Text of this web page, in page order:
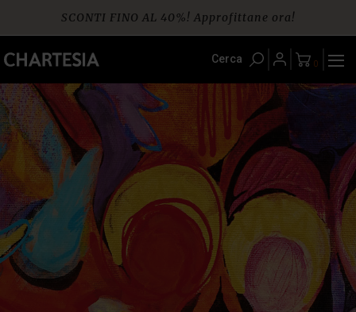
content
SCONTI FINO AL 40%! Approfittane ora!
Spedizione gratuita per ordini da € 60
Cerca 0